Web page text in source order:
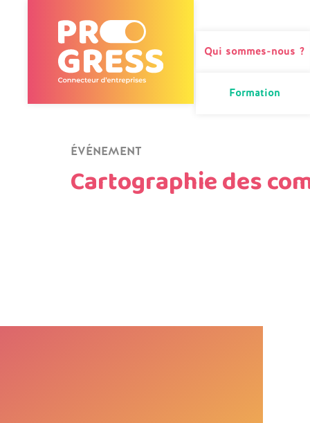
Qui sommes-nous ?
Formation
ÉVÉNEMENT
Cartographie des